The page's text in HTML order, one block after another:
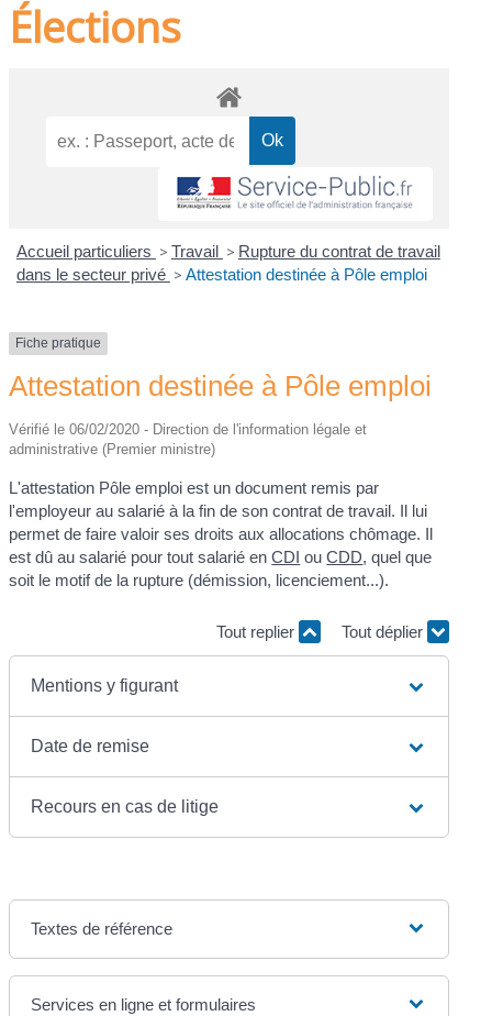
Élections
Accueil particuliers > Travail > Rupture du contrat de travail
dans le secteur privé > Attestation destinée à Pôle emploi
Fiche pratique
Attestation destinée à Pôle emploi
Vérifié le 06/02/2020 - Direction de l'information légale et
administrative (Premier ministre)
L'attestation Pôle emploi est un document remis par
l'employeur au salarié à la fin de son contrat de travail. Il lui
permet de faire valoir ses droits aux allocations chômage. Il
est dû au salarié pour tout salarié enCDI ouCDD, quel que
soit le motif de la rupture (démission, licenciement...).
Tout replier Tout déplier
Mentions y figurant
Date de remise
Recours en cas de litige
Textes de référence
Services en ligne et formulaires